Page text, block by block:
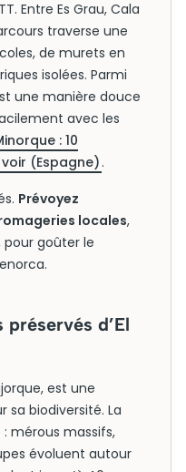
Entre Es Grau, Cala
traverse une
de murets en
isolées. Parmi
une manière douce
avec les
: 10
(Espagne) .
Prévoyez
locales,
pour goûter le
d’El
est une
sa biodiversité. La
mérous massifs,
évoluent autour